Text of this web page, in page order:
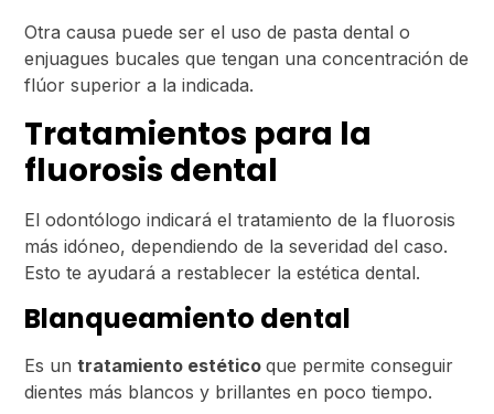
Otra causa puede ser el uso de pasta dental o
enjuagues bucales que tengan una concentración de
flúor superior a la indicada.
Tratamientos para la
fluorosis dental
El odontólogo indicará el tratamiento de la fluorosis
más idóneo, dependiendo de la severidad del caso.
Esto te ayudará a restablecer la estética dental.
Blanqueamiento dental
Es untratamiento estéticoque permite conseguir
dientes más blancos y brillantes en poco tiempo.